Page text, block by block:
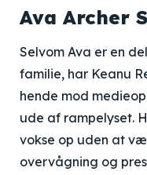
Ava Archer
Selvom Ava er en
familie, har Keanu
hende mod
ude af rampelyset.
vokse op uden at
overvågning og